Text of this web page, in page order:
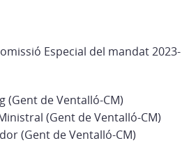
Especial del mandat 2023-
(Gent de Ventalló-CM)
(Gent de Ventalló-CM)
(Gent de Ventalló-CM)